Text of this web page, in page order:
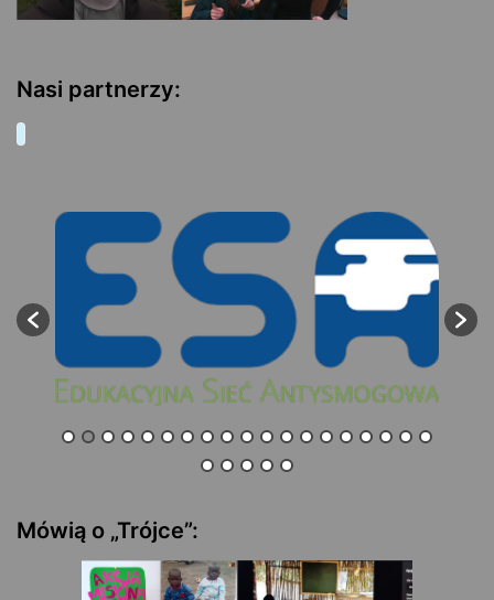
Nasi partnerzy:
Mówią o „Trójce”: